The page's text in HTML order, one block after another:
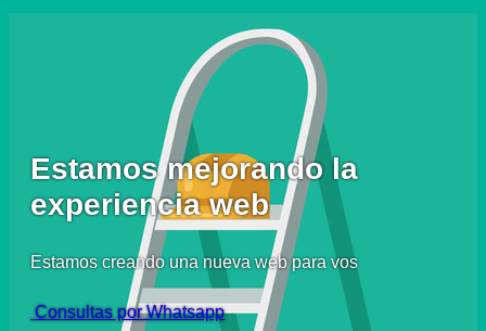
Estamos mejorando la
experiencia web
Estamos creando una nueva web para vos
Consultas por Whatsapp